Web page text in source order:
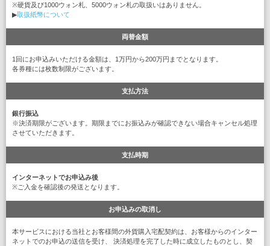
※硬貨及び1000ウォン札、5000ウォン札の取扱いはありません。
▶取扱紙幣について
両替金額
1回にお申込みいただける金額は、1万円から200万円までとなります。
各券種には枚数制限がございます。
支払方法
銀行振込
※決済期限がございます。期限までにお振込みが確認できない場合キャンセル処理
させていただきます。
支払時期
インターネットでお申込み後
※ご入金を確認後の発送となります。
お申込みの取消し
本サービスにおける当社とお客様間の外貨購入宅配契約は、お客様からのインター
ネットでのお申込の送信を受け、 決済処理を完了した時に成立したものとし、契